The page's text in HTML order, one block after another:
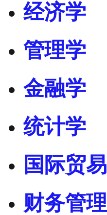
经济学
管理学
金融学
统计学
国际贸易
财务管理